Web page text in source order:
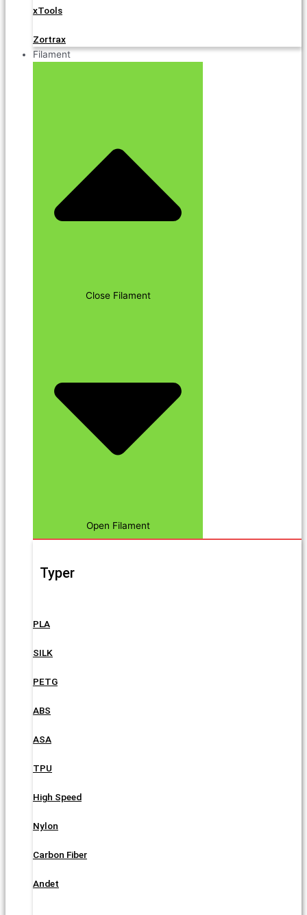
xTools
Zortrax
Filament
Close Filament
Open Filament
Typer
PLA
SILK
PETG
ABS
ASA
TPU
High Speed
Nylon
Carbon Fiber
Andet